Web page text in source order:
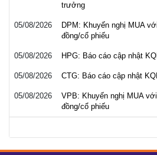
trưởng
05/08/2026
DPM: Khuyến nghị MUA
đồng/cổ phiếu
05/08/2026 HPG: Báo cáo cập nhật
05/08/2026 CTG: Báo cáo cập nhật
05/08/2026
VPB: Khuyến nghị MUA
đồng/cổ phiếu